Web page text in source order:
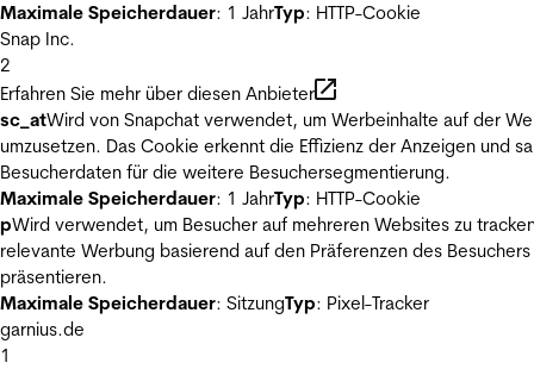
Maximale Speicherdauer: 1 JahrTyp: HTTP-Cookie
Snap Inc.
2
Erfahren Sie mehr über diesen Anbieter
sc_atWird von Snapchat verwendet, um Werbeinhalte auf der
umzusetzen. Das Cookie erkennt die Effizienz der Anzeigen und
Besucherdaten für die weitere Besuchersegmentierung.
Maximale Speicherdauer: 1 JahrTyp: HTTP-Cookie
pWird verwendet, um Besucher auf mehreren Websites zu
relevante Werbung basierend auf den Präferenzen des Besuchers
präsentieren.
Maximale Speicherdauer: SitzungTyp: Pixel-Tracker
garnius.de
1